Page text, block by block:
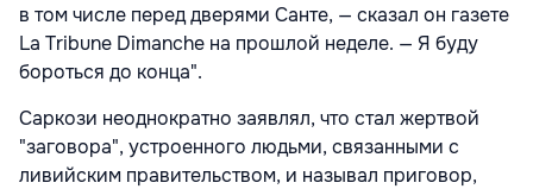
в том числе перед дверями Санте, — сказал он газете
La Tribune Dimanche на прошлой неделе. — Я буду
бороться до конца".
Саркози неоднократно заявлял, что стал жертвой
"заговора", устроенного людьми, связанными с
ливийским правительством, и называл приговор,